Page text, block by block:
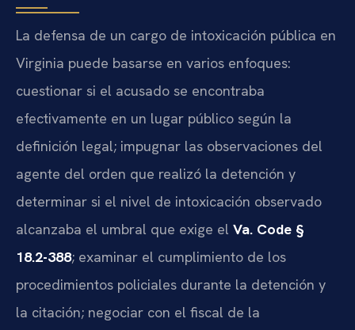
La defensa de un cargo de intoxicación pública en
Virginia puede basarse en varios enfoques:
cuestionar si el acusado se encontraba
efectivamente en un lugar público según la
definición legal; impugnar las observaciones del
agente del orden que realizó la detención y
determinar si el nivel de intoxicación observado
alcanzaba el umbral que exige el Va. Code §
18.2-388; examinar el cumplimiento de los
procedimientos policiales durante la detención y
la citación; negociar con el fiscal de la